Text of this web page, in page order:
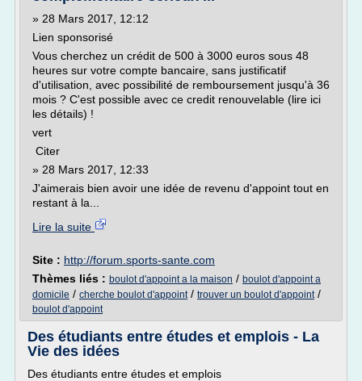
» 28 Mars 2017, 12:12
Lien sponsorisé
Vous cherchez un crédit de 500 à 3000 euros sous 48
heures sur votre compte bancaire, sans justificatif
d'utilisation, avec possibilité de remboursement jusqu'à 36
mois ? C'est possible avec ce credit renouvelable (lire ici
les détails) !
vert
Citer
» 28 Mars 2017, 12:33
J'aimerais bien avoir une idée de revenu d'appoint tout en
restant à la...
Lire la suite
Site : http://forum.sports-sante.com
Thèmes liés : boulot d'appoint a la maison / boulot d'appoint a
domicile / cherche boulot d'appoint/ trouver un boulot d'appoint/
boulot d'appoint
Des étudiants entre études et emplois - La
Vie des idées
Des étudiants entre études et emplois